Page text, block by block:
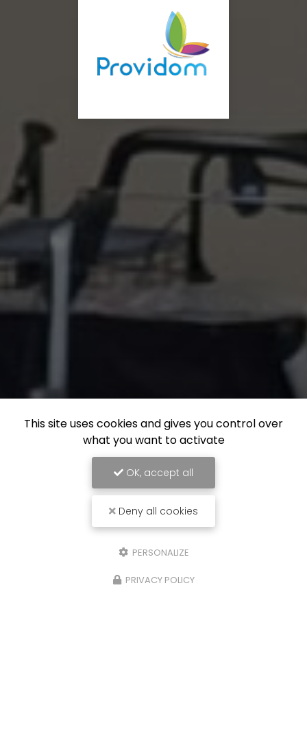
This site uses cookies and gives you control over
what you want to activate
OK, accept all
Deny all cookies
PERSONALIZE
PRIVACY POLICY